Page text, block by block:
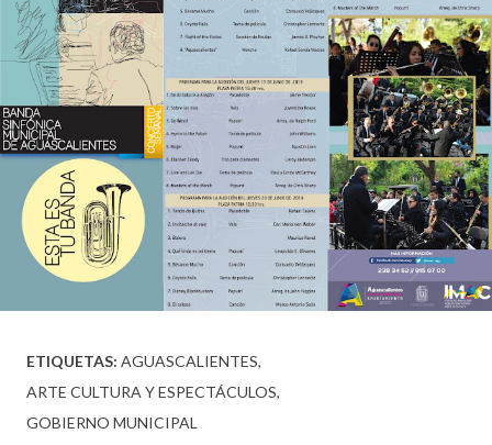
ETIQUETAS: AGUASCALIENTES
ARTE CULTURA Y ESPECTÁCULOS
GOBIERNO MUNICIPAL